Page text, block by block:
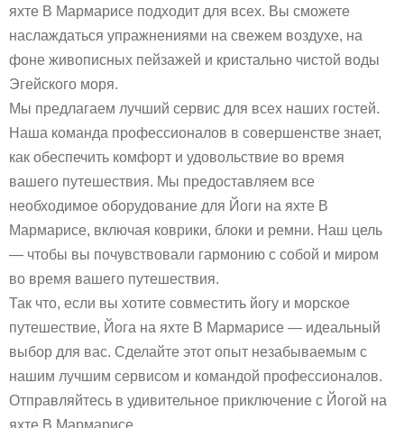
яхте В Мармарисе подходит для всех. Вы сможете
наслаждаться упражнениями на свежем воздухе, на
фоне живописных пейзажей и кристально чистой воды
Эгейского моря.
Мы предлагаем лучший сервис для всех наших гостей.
Наша команда профессионалов в совершенстве знает,
как обеспечить комфорт и удовольствие во время
вашего путешествия. Мы предоставляем все
необходимое оборудование для Йоги на яхте В
Мармарисе, включая коврики, блоки и ремни. Наш цель
— чтобы вы почувствовали гармонию с собой и миром
во время вашего путешествия.
Так что, если вы хотите совместить йогу и морское
путешествие, Йога на яхте В Мармарисе — идеальный
выбор для вас. Сделайте этот опыт незабываемым с
нашим лучшим сервисом и командой профессионалов.
Отправляйтесь в удивительное приключение с Йогой на
яхте В Мармарисе.